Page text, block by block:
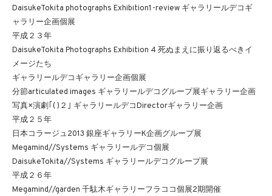
DaisukeTokita photographs Exhibition1-review ギャラリールデコギ
ャラリー企画個展
平成２３年
DaisukeTokita Photographs Exhibition 4 死ぬまえに振り返るべきイ
メージたち
ギャラリールデコギャラリー企画個展
分節articulated images ギャラリールデコグループ展ギャラリー企画
写真×演劇｢( )２｣ ギャラリールデコDirectorギャラリー企画
平成２５年
日本コラージュ2013 銀座ギャラリーK企画グループ展
Megamind//Systems ギャラリールデコ個展
DaisukeTokita//Systems ギャラリールデコグループ展
平成２６年
Megamind//garden 千駄木ギャラリーフラココ個展2期開催